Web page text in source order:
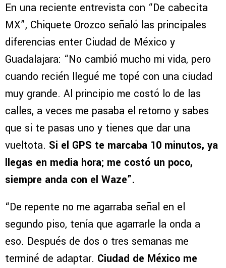
En una reciente entrevista con “De cabecita
MX”, Chiquete Orozco señaló las principales
diferencias enter Ciudad de México y
Guadalajara: “No cambió mucho mi vida, pero
cuando recién llegué me topé con una ciudad
muy grande. Al principio me costó lo de las
calles, a veces me pasaba el retorno y sabes
que si te pasas uno y tienes que dar una
vueltota. Si el GPS te marcaba 10 minutos, ya
llegas en media hora; me costó un poco,
siempre anda con el Waze”.
“De repente no me agarraba señal en el
segundo piso, tenía que agarrarle la onda a
eso. Después de dos o tres semanas me
terminé de adaptar. Ciudad de México me